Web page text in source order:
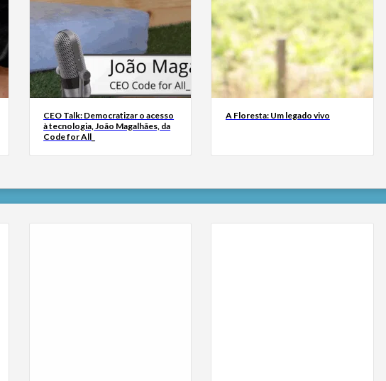
CEO Talk: Democratizar o acesso
à tecnologia, João Magalhães, da
Code for All_
A Floresta: Um legado vivo